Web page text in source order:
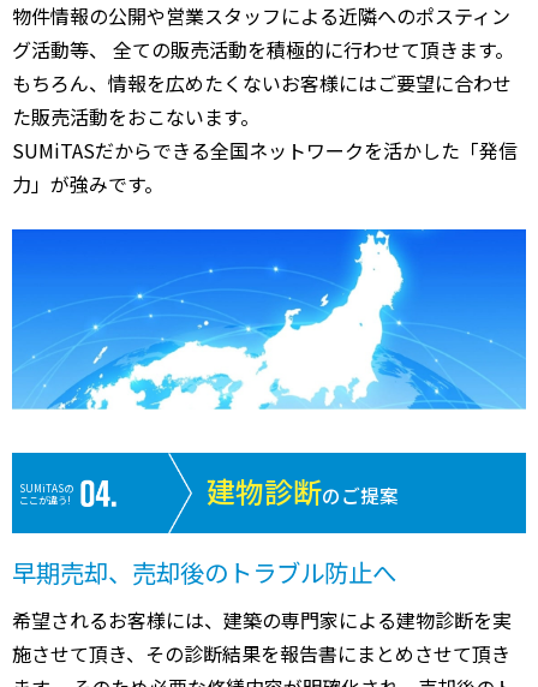
物件情報の公開や営業スタッフによる近隣へのポスティン
グ活動等、 全ての販売活動を積極的に行わせて頂きます。
もちろん、情報を広めたくないお客様にはご要望に合わせ
た販売活動をおこないます。
SUMiTASだからできる全国ネットワークを活かした「発信
力」が強みです。
SUMiTASの
ここが違う!
建物診断のご提案
早期売却、売却後のトラブル防止へ
希望されるお客様には、建築の専門家による建物診断を実
施させて頂き、その診断結果を報告書にまとめさせて頂き